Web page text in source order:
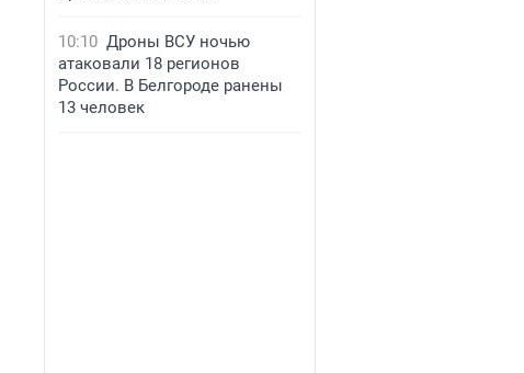
10:10 Дроны ВСУ ночью
атаковали 18 регионов
России. В Белгороде ранены
13 человек